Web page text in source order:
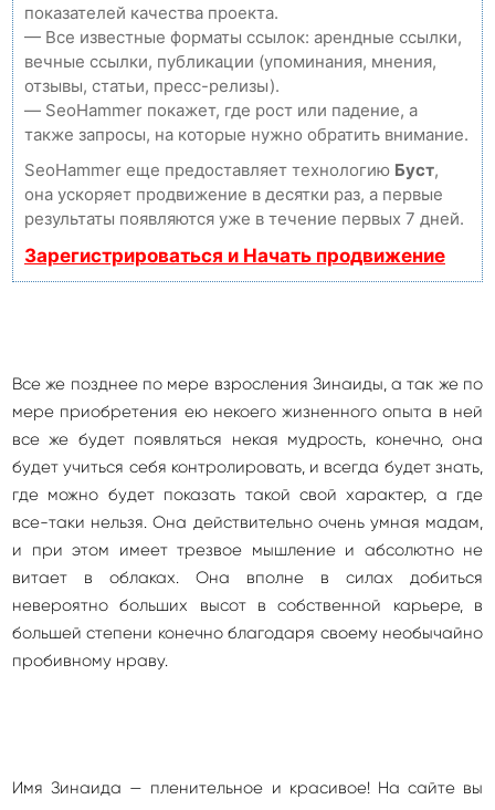
показателей качества проекта.
— Все известные форматы ссылок: арендные ссылки,
вечные ссылки, публикации (упоминания, мнения,
отзывы, статьи, пресс-релизы).
— SeoHammer покажет, где рост или падение, а
также запросы, на которые нужно обратить внимание.
SeoHammer еще предоставляет технологию Буст,
она ускоряет продвижение в десятки раз, а первые
результаты появляются уже в течение первых 7 дней.
Зарегистрироваться и Начать продвижение
Все же позднее по мере взросления Зинаиды, а так же по
мере приобретения ею некоего жизненного опыта в ней
все же будет появляться некая мудрость, конечно, она
будет учиться себя контролировать, и всегда будет знать,
где можно будет показать такой свой характер, а где
все-таки нельзя. Она действительно очень умная мадам,
и при этом имеет трезвое мышление и абсолютно не
витает в облаках. Она вполне в силах добиться
невероятно больших высот в собственной карьере, в
большей степени конечно благодаря своему необычайно
пробивному нраву.
Имя Зинаида — пленительное и красивое! На сайте вы